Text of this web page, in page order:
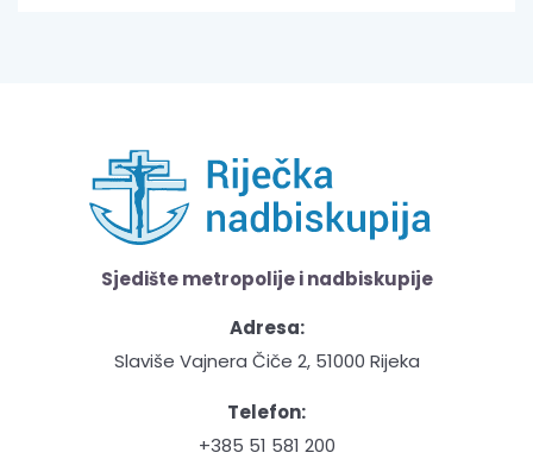
Sjedište metropolije i nadbiskupije
Adresa:
Slaviše Vajnera Čiče 2, 51000 Rijeka
Telefon:
+385 51 581 200